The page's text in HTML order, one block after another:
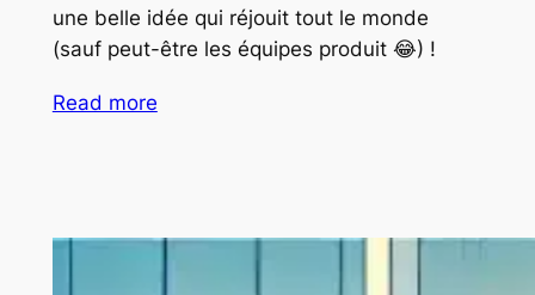
une belle idée qui réjouit tout le monde
(sauf peut-être les équipes produit 😂) !
Read more